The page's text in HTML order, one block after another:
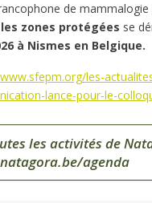
de
zones protégées se
à Nismes en Belgique.
www.sfepm.org/les-
lance-pour-le-
les activités de
natagora.be/agenda